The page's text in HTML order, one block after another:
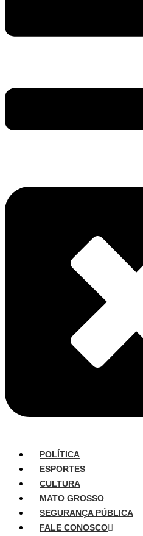
POLÍTICA
ESPORTES
CULTURA
MATO GROSSO
SEGURANÇA PÚBLICA
FALE CONOSCO